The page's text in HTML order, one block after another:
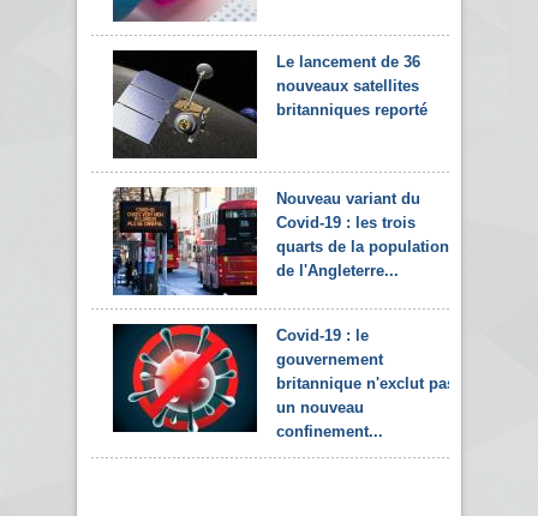
Le lancement de 36
nouveaux satellites
britanniques reporté
Nouveau variant du
Covid-19 : les trois
quarts de la population
de l'Angleterre...
Covid-19 : le
gouvernement
britannique n'exclut pas
un nouveau
confinement...